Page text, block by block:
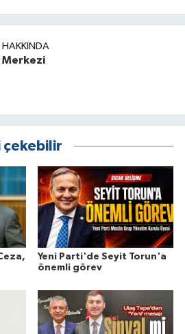
HAKKINDA
Merkezi
çekebilir
Yeni Parti'de Seyit Torun'a
önemli görev